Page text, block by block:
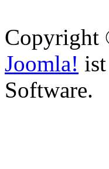
Copyright
Joomla!
Software.